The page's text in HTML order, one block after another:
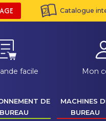
Catalogue
facile Mon
DE
BUREAU
MACHINES
BUREAU